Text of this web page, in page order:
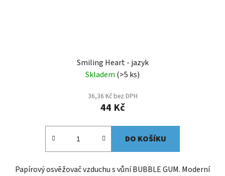
Smiling Heart - jazyk
Skladem (>5 ks)
36,36 Kč bez DPH
44 Kč
DO KOŠÍKU
Papírový osvěžovač vzduchu s vůní BUBBLE GUM. Moderní